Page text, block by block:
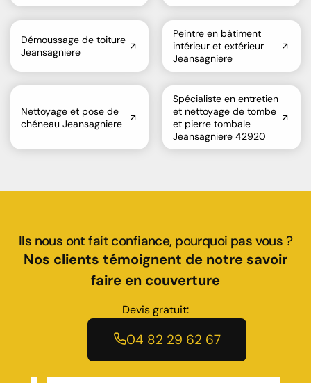
Démoussage de toiture
Jeansagniere
Peintre en bâtiment
intérieur et extérieur
Jeansagniere
Nettoyage et pose de
chéneau Jeansagniere
Spécialiste en entretien
et nettoyage de tombe
et pierre tombale
Jeansagniere 42920
Ils nous ont fait confiance, pourquoi pas vous ?
Nos clients témoignent de notre savoir
faire en couverture
Devis gratuit:
04 82 29 62 67